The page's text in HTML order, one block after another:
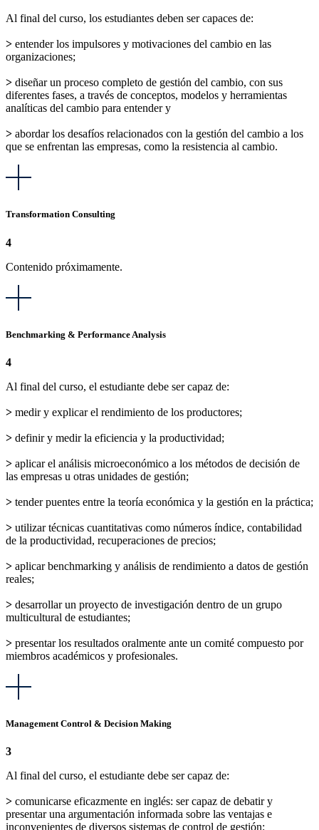
Al final del curso, los estudiantes deben ser capaces de:
> entender los impulsores y motivaciones del cambio en las
organizaciones;
> diseñar un proceso completo de gestión del cambio, con sus
diferentes fases, a través de conceptos, modelos y herramientas
analíticas del cambio para entender y
> abordar los desafíos relacionados con la gestión del cambio a los
que se enfrentan las empresas, como la resistencia al cambio.
Transformation Consulting
4
Contenido próximamente.
Benchmarking & Performance Analysis
4
Al final del curso, el estudiante debe ser capaz de:
> medir y explicar el rendimiento de los productores;
> definir y medir la eficiencia y la productividad;
> aplicar el análisis microeconómico a los métodos de decisión de
las empresas u otras unidades de gestión;
> tender puentes entre la teoría económica y la gestión en la práctica;
> utilizar técnicas cuantitativas como números índice, contabilidad
de la productividad, recuperaciones de precios;
> aplicar benchmarking y análisis de rendimiento a datos de gestión
reales;
> desarrollar un proyecto de investigación dentro de un grupo
multicultural de estudiantes;
> presentar los resultados oralmente ante un comité compuesto por
miembros académicos y profesionales.
Management Control & Decision Making
3
Al final del curso, el estudiante debe ser capaz de:
> comunicarse eficazmente en inglés: ser capaz de debatir y
presentar una argumentación informada sobre las ventajas e
inconvenientes de diversos sistemas de control de gestión;